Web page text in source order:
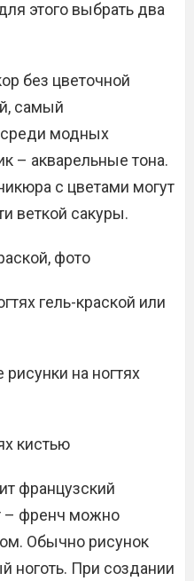
этого выбрать два
без цветочной
самый
модных
– акварельные тона.
с цветами могут
веткой сакуры.
фото
гель-краской или
на ногтях
кистью
французский
– френч можно
Обычно рисунок
ноготь. При создании